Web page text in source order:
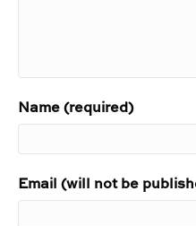
Name (required)
Email (will not be